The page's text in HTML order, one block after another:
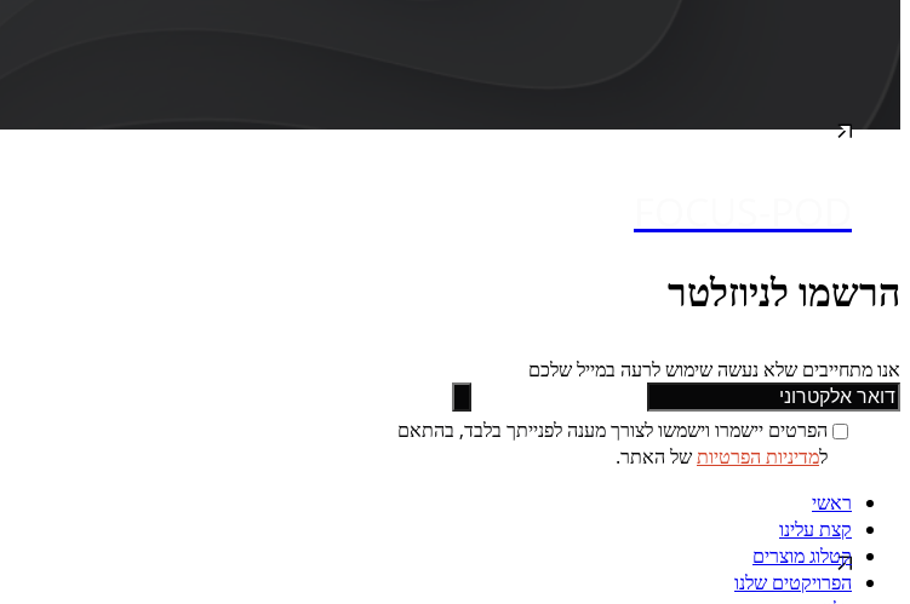
הרשמו לניוזלטר
אנו מתחייבים שלא נעשה שימוש לרעה במייל שלכם
הפרטים יישמרו וישמשו לצורך מענה לפנייתך בלבד, בהתאם
למדיניות הפרטיותשל האתר.
ראשי
קצת עלינו
קטלוג מוצרים
הפרויקטים שלנו